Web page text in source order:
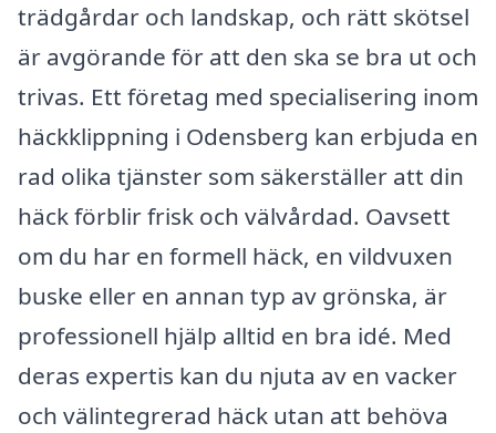
trädgårdar och landskap, och rätt skötsel
är avgörande för att den ska se bra ut och
trivas. Ett företag med specialisering inom
häckklippning i Odensberg kan erbjuda en
rad olika tjänster som säkerställer att din
häck förblir frisk och välvårdad. Oavsett
om du har en formell häck, en vildvuxen
buske eller en annan typ av grönska, är
professionell hjälp alltid en bra idé. Med
deras expertis kan du njuta av en vacker
och välintegrerad häck utan att behöva